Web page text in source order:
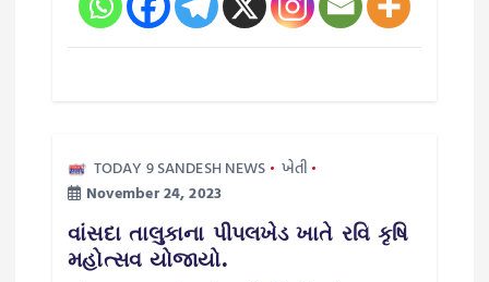
TODAY 9 SANDESH NEWS
ખેતી
November 24, 2023
વાંસદા તાલુકાના પીપલખેડ ખાતે રવિ કૃષિ
મહોત્સવ યોજાયો.